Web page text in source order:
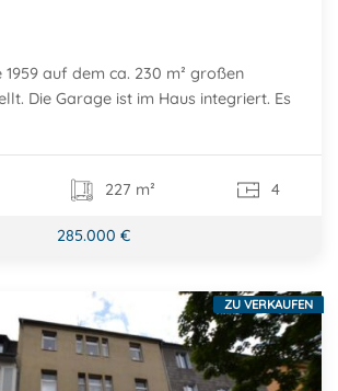
1959 auf dem ca. 230 m² großen
Die Garage ist im Haus integriert. Es
227 m² 4
285.000 €
ZU VERKAUFEN